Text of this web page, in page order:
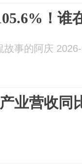
！谁
故事的阿庆
业营收同